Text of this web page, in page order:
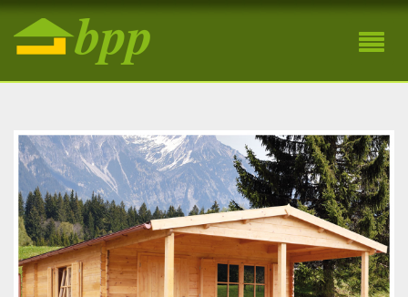
Záhradná drevená chatka Elena